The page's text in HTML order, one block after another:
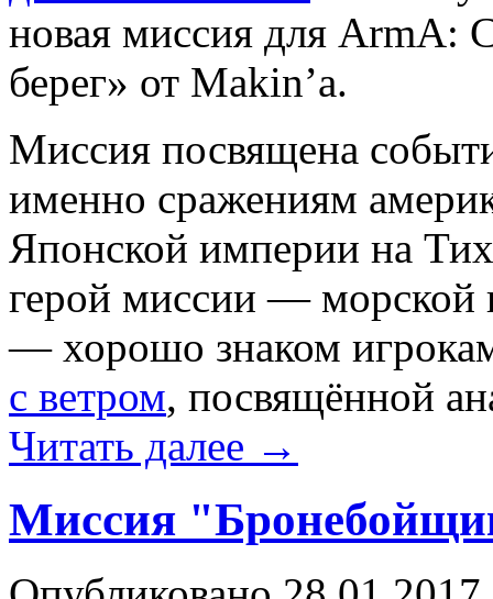
новая миссия для ArmA:
берег» от Makin’a.
Миссия посвящена
именно сражениям
Японской империи на
герой миссии —
— хорошо знаком
с ветром, посвящённой
Читать далее →
Миссия